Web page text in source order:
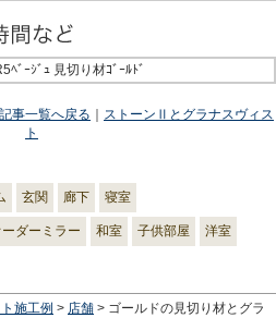
ﾍﾞｰｼﾞｭ 見切り材ｺﾞｰﾙﾄﾞ
事一覧へ戻る
ストーンⅡとグラナスヴィス
ト
玄関 廊下 寝室
ーダーミラー 和室 子供部屋 洋室
施工例 > 店舗 > ゴールドの見切り材とグラ